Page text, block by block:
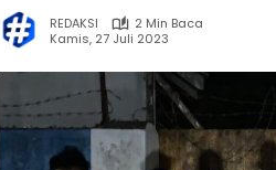
REDAKSI
2 Min Baca
Kamis, 27 Juli 2023